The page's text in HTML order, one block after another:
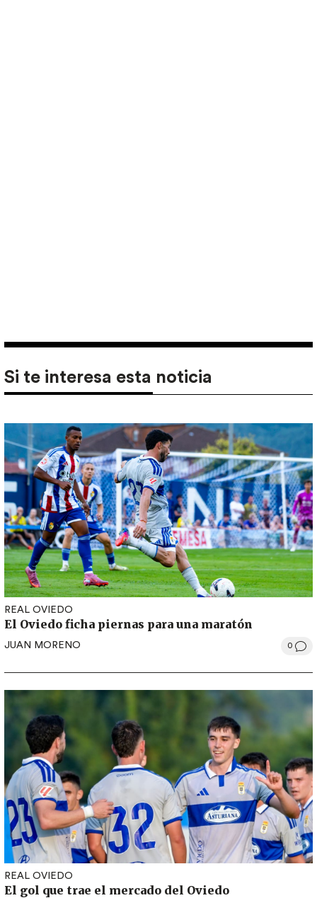
Si te interesa esta noticia
REAL OVIEDO
El Oviedo ficha piernas para una maratón
JUAN MORENO 0
REAL OVIEDO
El gol que trae el mercado del Oviedo